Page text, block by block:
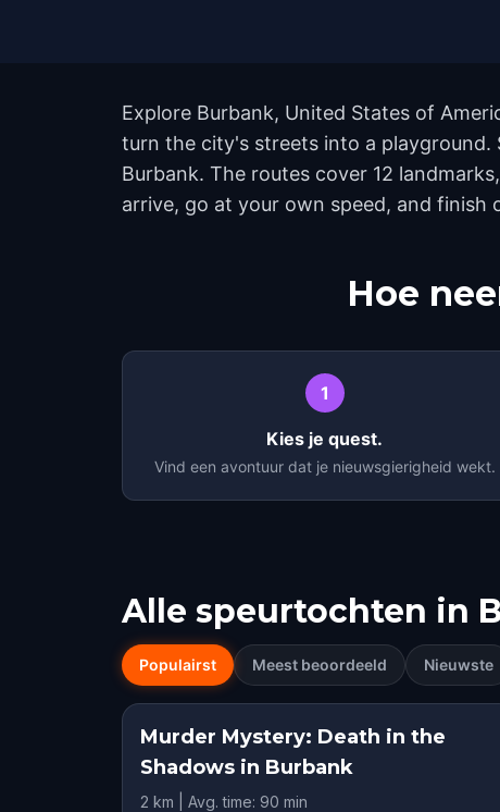
Explore Burbank, United States of
turn the city's streets into a
Burbank. The routes cover 12
arrive, go at your own speed, and finish
Hoe
1
Kies je quest.
Vind een avontuur dat je nieuwsgierigheid wekt.
Alle speurtochten in
Populairst Meest beoordeeld Nieuwste
Murder Mystery: Death in the
Shadows in Burbank
2 km | Avg. time: 90 min